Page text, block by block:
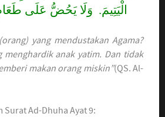
الْيَتِيمَ. وَلَا يَحُضُّ عَلَى
yang mendustakan Agama?
menghardik anak yatim. Dan tidak
makan orang miskin”(QS. Al-
Surat Ad-Dhuha Ayat 9: